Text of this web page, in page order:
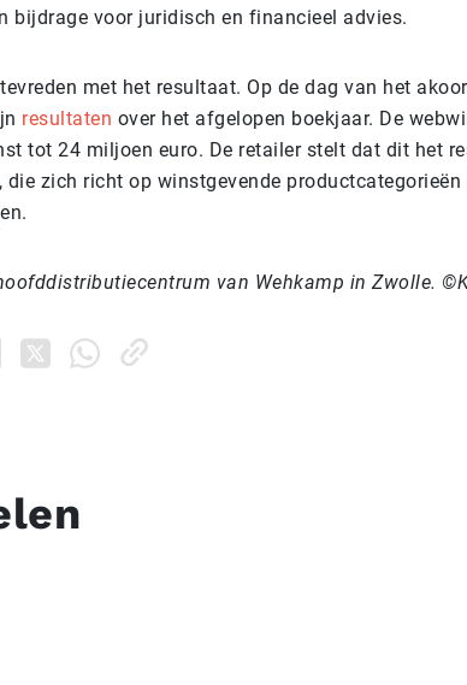
bijdrage voor juridisch en financieel advies.
met het resultaat. Op de dag van het
resultaten over het afgelopen boekjaar. De
tot 24 miljoen euro. De retailer stelt dat dit het
die zich richt op winstgevende productcategorieën
van Wehkamp in Zwolle.